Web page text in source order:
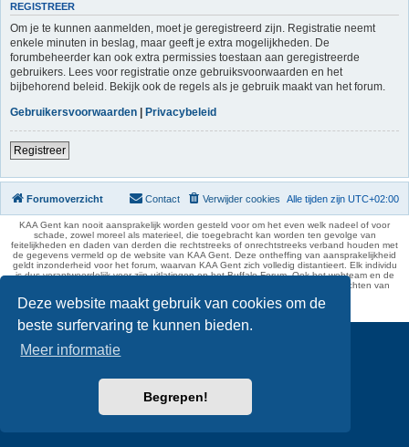
Deze website maakt gebruik van cookies om de
beste surfervaring te kunnen bieden.
Meer informatie
Begrepen!
REGISTREER
Om je te kunnen aanmelden, moet je geregistreerd zijn. Registratie neemt
enkele minuten in beslag, maar geeft je extra mogelijkheden. De
forumbeheerder kan ook extra permissies toestaan aan geregistreerde
gebruikers. Lees voor registratie onze gebruiksvoorwaarden en het
bijbehorend beleid. Bekijk ook de regels als je gebruik maakt van het forum.
Gebruikersvoorwaarden | Privacybeleid
Registreer
Forumoverzicht Alle tijden zijn UTC+02:00
Verwijder cookies
Contact
KAA Gent kan nooit aansprakelijk worden gesteld voor om het even welk nadeel of voor
schade, zowel moreel als materieel, die toegebracht kan worden ten gevolge van
feitelijkheden en daden van derden die rechtstreeks of onrechtstreeks verband houden met
de gegevens vermeld op de website van KAA Gent. Deze ontheffing van aansprakelijkheid
geldt inzonderheid voor het forum, waarvan KAA Gent zich volledig distantieert. Elk individu
is dus verantwoordelijk voor zijn uitlatingen op het Buffalo Forum. Ook het webteam en de
moderators kunnen niet aansprakelijk gesteld worden voor de inhoud van berichten van
phpBB Two Factor Authentication ©paul999